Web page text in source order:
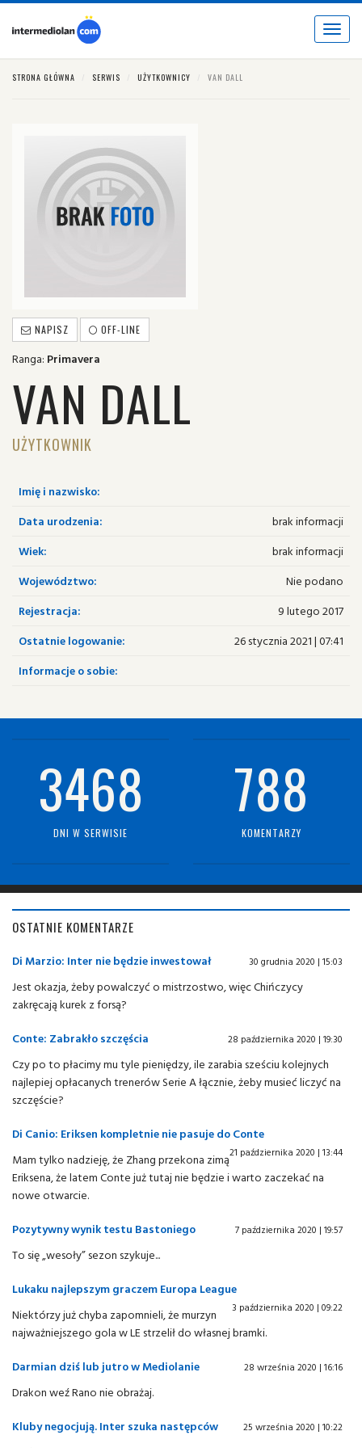
Toggle
STRONA GŁÓWNA SERWIS UŻYTKOWNICY VAN DALL
NAPISZ OFF-LINE
Ranga: Primavera
VAN DALL
UŻYTKOWNIK
Imię i nazwisko:
Data urodzenia:
brak informacji
Wiek:
brak informacji
Województwo:
Nie podano
Rejestracja:
9 lutego 2017
Ostatnie logowanie:
26 stycznia 2021 | 07:41
Informacje o sobie:
3468
DNI W SERWISIE
788
KOMENTARZY
OSTATNIE KOMENTARZE
Di Marzio: Inter nie będzie inwestował 30 grudnia 2020 | 15:03
Jest okazja, żeby powalczyć o mistrzostwo, więc Chińczycy
zakręcają kurek z forsą?
Conte: Zabrakło szczęścia
28 października 2020 | 19:30
Czy po to płacimy mu tyle pieniędzy, ile zarabia sześciu kolejnych
najlepiej opłacanych trenerów Serie A łącznie, żeby musieć liczyć na
szczęście?
Di Canio: Eriksen kompletnie nie pasuje do Conte
21 października 2020 | 13:44
Mam tylko nadzieję, że Zhang przekona zimą
Eriksena, że latem Conte już tutaj nie będzie i warto zaczekać na
nowe otwarcie.
Pozytywny wynik testu Bastoniego
7 października 2020 | 19:57
To się „wesoły” sezon szykuje...
Lukaku najlepszym graczem Europa League
3 października 2020 | 09:22
Niektórzy już chyba zapomnieli, że murzyn
najważniejszego gola w LE strzelił do własnej bramki.
Darmian dziś lub jutro w Mediolanie
28 września 2020 | 16:16
Drakon weź Rano nie obrażaj.
Kluby negocjują. Inter szuka następców
25 września 2020 | 10:22